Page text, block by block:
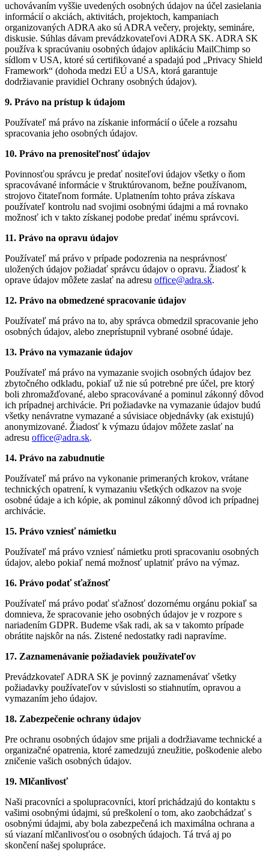
uchovávaním vyššie uvedených osobných údajov na účel zasielania
informácií o akciách, aktivitách, projektoch, kampaniach
organizovaných ADRA ako sú ADRA večery, projekty, semináre,
diskusie. Súhlas dávam prevádzkovateľovi ADRA SK. ADRA SK
používa k spracúvaniu osobných údajov aplikáciu MailChimp so
sídlom v USA, ktoré sú certifikované a spadajú pod „Privacy Shield
Framework“ (dohoda medzi EÚ a USA, ktorá garantuje
dodržiavanie pravidiel Ochrany osobných údajov).
9. Právo na prístup k údajom
Používateľ má právo na získanie informácií o účele a rozsahu
spracovania jeho osobných údajov.
10. Právo na prenositeľnosť údajov
Povinnosťou správcu je predať nositeľovi údajov všetky o ňom
spracovávané informácie v štruktúrovanom, bežne používanom,
strojovo čitateľnom formáte. Uplatnením tohto práva získava
používateľ kontrolu nad svojimi osobnými údajmi a má rovnako
možnosť ich v takto získanej podobe predať inému správcovi.
11. Právo na opravu údajov
Používateľ má právo v prípade podozrenia na nesprávnosť
uložených údajov požiadať správcu údajov o opravu. Žiadosť k
oprave údajov môžete zaslať na adresu office@adra.sk.
12. Právo na obmedzené spracovanie údajov
Používateľ má právo na to, aby správca obmedzil spracovanie jeho
osobných údajov, alebo zneprístupnil vybrané osobné údaje.
13. Právo na vymazanie údajov
Používateľ má právo na vymazanie svojich osobných údajov bez
zbytočného odkladu, pokiaľ už nie sú potrebné pre účel, pre ktorý
boli zhromažďované, alebo spracovávané a pominul zákonný dôvod
ich prípadnej archivácie. Pri požiadavke na vymazanie údajov budú
všetky nenávratne vymazané a súvisiace objednávky (ak existujú)
anonymizované. Žiadosť k výmazu údajov môžete zaslať na
adresu office@adra.sk.
14. Právo na zabudnutie
Používateľ má právo na vykonanie primeraných krokov, vrátane
technických opatrení, k vymazaniu všetkých odkazov na svoje
osobné údaje a ich kópie, ak pominul zákonný dôvod ich prípadnej
archivácie.
15. Právo vzniesť námietku
Používateľ má právo vzniesť námietku proti spracovaniu osobných
údajov, alebo pokiaľ nemá možnosť uplatniť právo na výmaz.
16. Právo podať sťažnosť
Používateľ má právo podať sťažnosť dozornému orgánu pokiaľ sa
domnieva, že spracovanie jeho osobných údajov je v rozpore s
nariadením GDPR. Budeme však radi, ak sa v takomto prípade
obrátite najskôr na nás. Zistené nedostatky radi napravíme.
17. Zaznamenávanie požiadaviek používateľov
Prevádzkovateľ ADRA SK je povinný zaznamenávať všetky
požiadavky používateľov v súvislosti so stiahnutím, opravou a
vymazaním jeho údajov.
18. Zabezpečenie ochrany údajov
Pre ochranu osobných údajov sme prijali a dodržiavame technické a
organizačné opatrenia, ktoré zamedzujú zneužitie, poškodenie alebo
zničenie vašich osobných údajov.
19. Mlčanlivosť
Naši pracovníci a spolupracovníci, ktorí prichádzajú do kontaktu s
vašimi osobnými údajmi, sú preškolení o tom, ako zaobchádzať s
osobnými údajmi, aby bola zabezpečená ich maximálna ochrana a
sú viazaní mlčanlivosťou o osobných údajoch. Tá trvá aj po
skončení našej spolupráce.